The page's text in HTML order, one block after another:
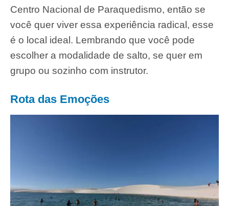
Centro Nacional de Paraquedismo, então se
você quer viver essa experiência radical, esse
é o local ideal. Lembrando que você pode
escolher a modalidade de salto, se quer em
grupo ou sozinho com instrutor.
Rota das Emoções